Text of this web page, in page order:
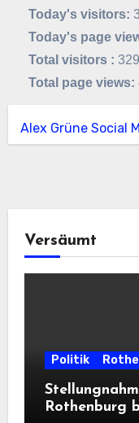
Today's visitors:
Today's page
Total visitors :
Total page views:
Alex Grüne Social
Versäumt
Politik
Rothenburg